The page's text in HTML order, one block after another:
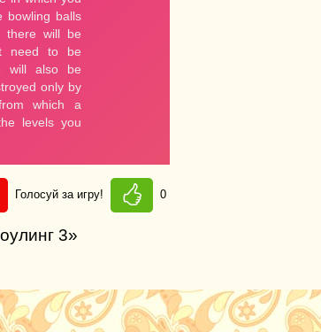
Голосуй за игру! 0
3»